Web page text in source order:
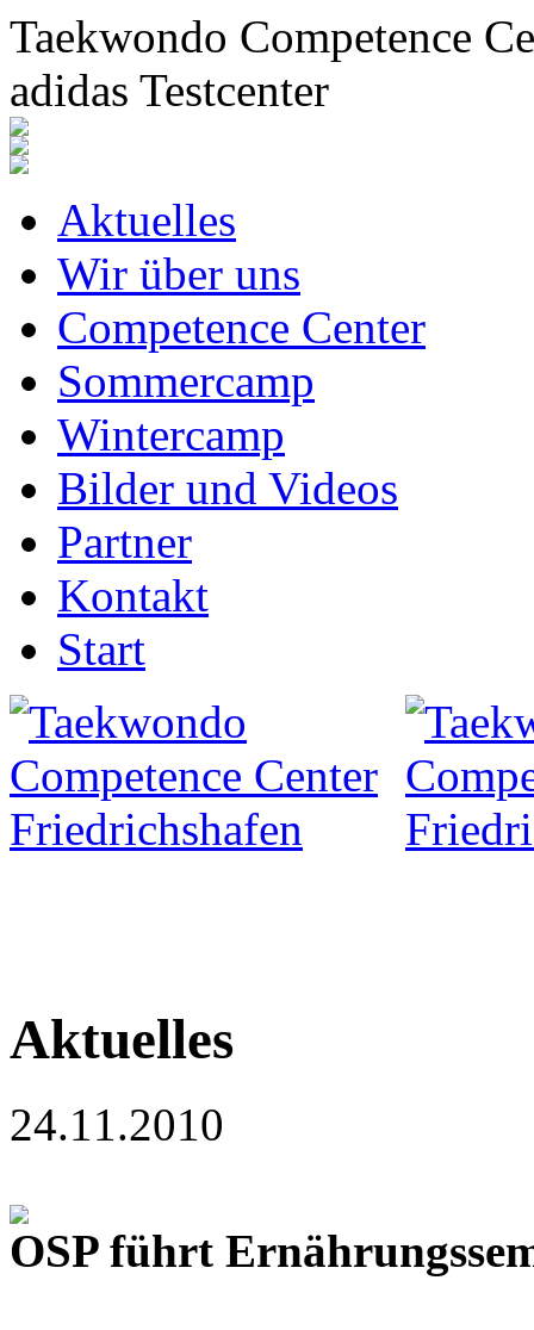
Taekwondo Competence
adidas Testcenter
Aktuelles
Wir über uns
Competence Center
Sommercamp
Wintercamp
Bilder und Videos
Partner
Kontakt
Start
Aktuelles
24.11.2010
OSP führt